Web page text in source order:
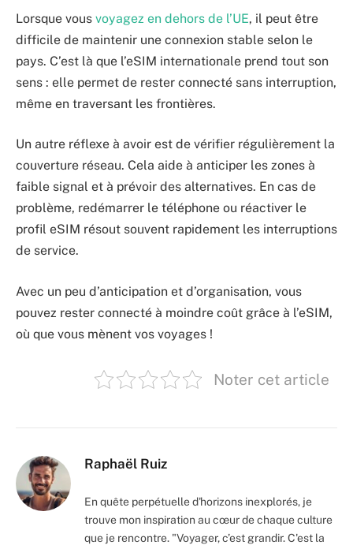
Lorsque vous voyagez en dehors de l’UE, il peut être
difficile de maintenir une connexion stable selon le
pays. C’est là que l’eSIM internationale prend tout son
sens : elle permet de rester connecté sans interruption,
même en traversant les frontières.
Un autre réflexe à avoir est de vérifier régulièrement la
couverture réseau. Cela aide à anticiper les zones à
faible signal et à prévoir des alternatives. En cas de
problème, redémarrer le téléphone ou réactiver le
profil eSIM résout souvent rapidement les interruptions
de service.
Avec un peu d’anticipation et d’organisation, vous
pouvez rester connecté à moindre coût grâce à l’eSIM,
où que vous mènent vos voyages !
Noter cet article
Raphaël Ruiz
En quête perpétuelle d'horizons inexplorés, je
trouve mon inspiration au cœur de chaque culture
que je rencontre. "Voyager, c’est grandir. C'est la